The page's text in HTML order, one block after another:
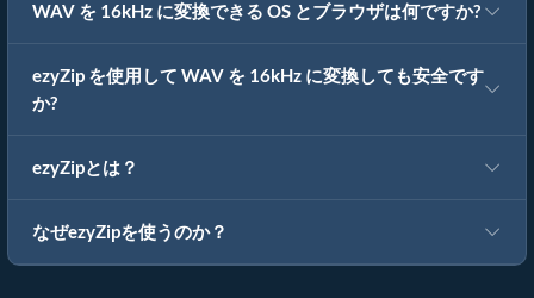
WAV を 16kHz に変換できる OS とブラウザは何ですか?
ezyZip を使用して WAV を 16kHz に変換しても安全です
か?
ezyZipとは？
なぜezyZipを使うのか？